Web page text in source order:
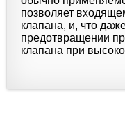
позволяет
клапана, и, что
предотвращении
клапана при